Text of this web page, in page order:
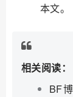
本文。
相关阅读：
BF